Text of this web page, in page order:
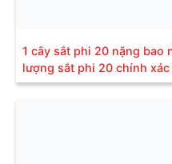
1 cây sắt phi 20 nặng bao
lượng sắt phi 20 chính